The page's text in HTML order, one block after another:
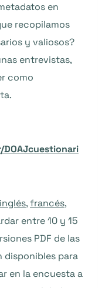
en
recopilamos
y valiosos?
entrevistas,
como
inglés,francés,
entre 10 y 15
PDF de las
disponibles para
en la encuesta a